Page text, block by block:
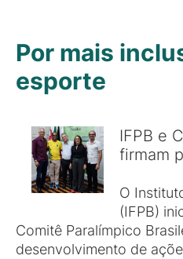
Por mais
esporte
IFPB e
firmam
O
(IFPB)
Comitê Paralímpico
desenvolvimento de